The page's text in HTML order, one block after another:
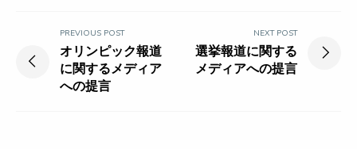
ナ
PREVIOUS POST
Previous
post:
オリンピック報道
に関するメディア
への提言
NEXT POST
Next
post:
選挙報道に関する
メディアへの提言